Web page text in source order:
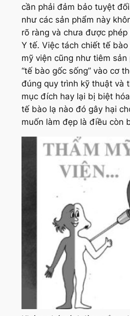
cần phải đảm bảo tuyệt
như các sản phẩm này
rõ ràng và chưa được
Y tế. Việc tách chiết tế
mỹ viện cũng như tiêm
“tế bào gốc sống” vào cơ
đúng quy trình kỹ thuật và
mục đích hay lại bị biệt
tế bào lạ nào đó gây hại
muốn làm đẹp là điều còn